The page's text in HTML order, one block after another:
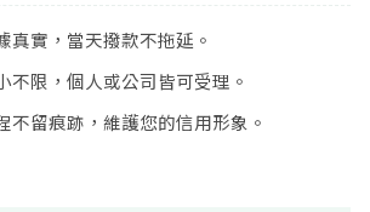
真實，當天撥款不拖延。
不限，個人或公司皆可受理。
不留痕跡，維護您的信用形象。